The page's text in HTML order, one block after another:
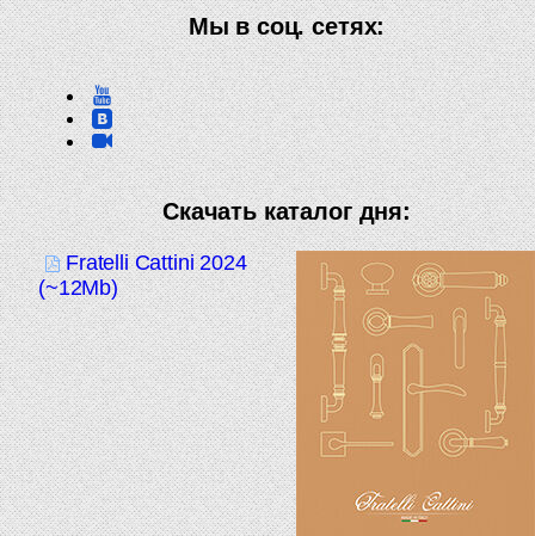
Мы в соц. сетях:
Скачать каталог дня:
Fratelli Cattini 2024
(~12Mb)